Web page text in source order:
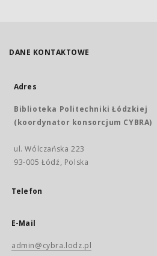
DANE KONTAKTOWE
Adres
Biblioteka Politechniki Łódzkiej
(koordynator konsorcjum CYBRA)
ul. Wólczańska 223
93-005 Łódź, Polska
Telefon
E-Mail
admin@cybra.lodz.pl